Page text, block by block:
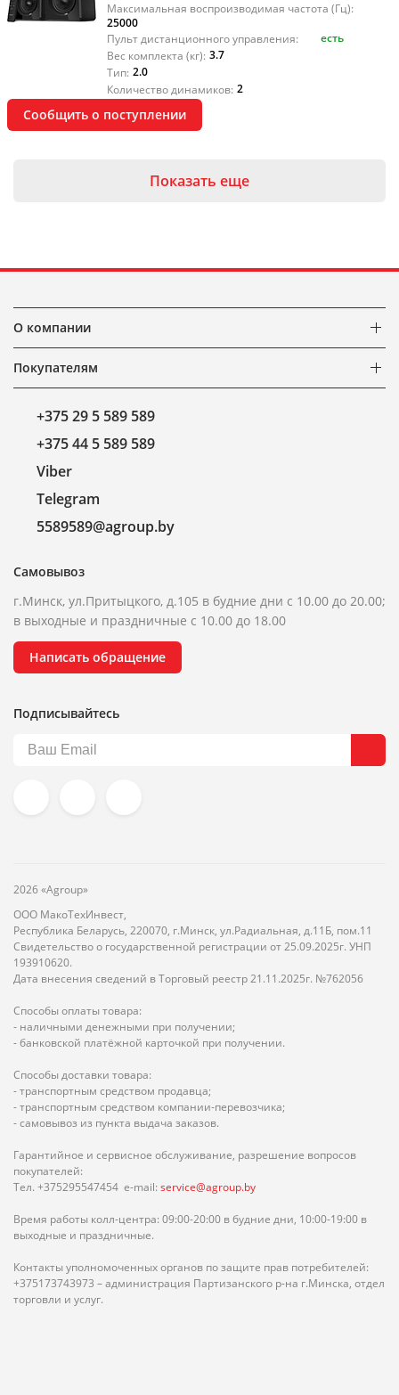
Максимальная воспроизводимая частота (Гц):
25000
Пульт дистанционного управления:
есть
Вес комплекта (кг): 3.7
Тип: 2.0
Количество динамиков: 2
Сообщить о поступлении
Показать еще
О компании
Покупателям
+375 29 5 589 589
+375 44 5 589 589
Viber
Telegram
5589589@agroup.by
Самовывоз
г.Минск, ул.Притыцкого, д.105 в будние дни с 10.00 до 20.00;
в выходные и праздничные с 10.00 до 18.00
Написать обращение
Подписывайтесь
2026 «Agroup»
ООО МакоТехИнвест,
Республика Беларусь, 220070, г.Минск, ул.Радиальная, д.11Б, пом.11
Свидетельство о государственной регистрации от 25.09.2025г. УНП
193910620.
Дата внесения сведений в Торговый реестр 21.11.2025г. №762056
Способы оплаты товара:
- наличными денежными при получении;
- банковской платёжной карточкой при получении.
Способы доставки товара:
- транспортным средством продавца;
- транспортным средством компании-перевозчика;
- самовывоз из пункта выдача заказов.
Гарантийное и сервисное обслуживание, разрешение вопросов
покупателей:
Тел. +375295547454 e-mail: service@agroup.by
Время работы колл-центра: 09:00-20:00 в будние дни, 10:00-19:00 в
выходные и праздничные.
Контакты уполномоченных органов по защите прав потребителей:
+375173743973 – администрация Партизанского р-на г.Минска, отдел
торговли и услуг.